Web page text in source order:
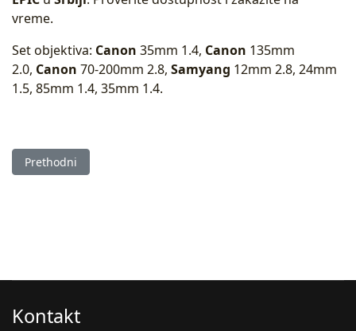
vreme.
Set objektiva: Canon 35mm 1.4, Canon 135mm
2.0, Canon 70-200mm 2.8, Samyang 12mm 2.8, 24mm
1.5, 85mm 1.4, 35mm 1.4.
Prethodni članak: Sony A7SIII sa setom prateće opreme
Prethodni
Kontakt